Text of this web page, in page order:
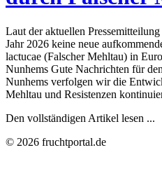
Laut der aktuellen
Jahr 2026 keine neue
lactucae (Falscher Mehltau) in
Nunhems Gute Nachrichten für
Nunhems verfolgen wir die
Mehltau und Resistenzen
Den vollständigen Artikel lesen ...
© 2026 fruchtportal.de